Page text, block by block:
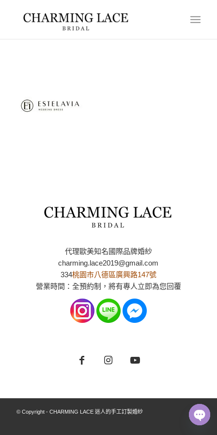
代理歐美知名國際品牌婚紗
charming.lace2019@gmail.com
334桃園市八德區廣興路147號
營業時間：全預約制，將有專人立即為您回覆
© Copyright - CHARMING LACE 迷人的手工訂製婚紗